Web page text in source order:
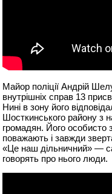
Майор поліції Андрій
внутрішніх справ 13
Нині в зону його
Шосткинського району з
громадян. Його особисто
поважають і завжди
«Це наш дільничний» —
говорять про нього люди.